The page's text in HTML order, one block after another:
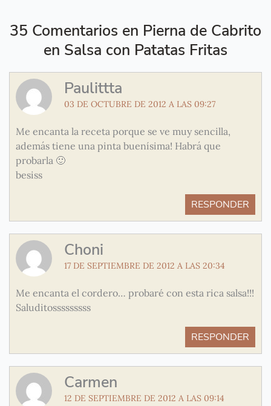
35 Comentarios en Pierna de Cabrito
en Salsa con Patatas Fritas
Paulittta
03 DE OCTUBRE DE 2012 A LAS 09:27
Me encanta la receta porque se ve muy sencilla,
además tiene una pinta buenísima! Habrá que
probarla 🙂
besiss
RESPONDER
Choni
17 DE SEPTIEMBRE DE 2012 A LAS 20:34
Me encanta el cordero… probaré con esta rica salsa!!!
Saluditosssssssss
RESPONDER
Carmen
12 DE SEPTIEMBRE DE 2012 A LAS 09:14